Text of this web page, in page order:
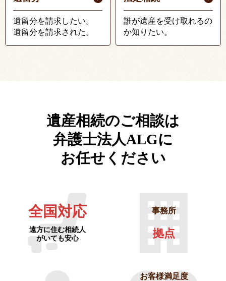
遺留分を請求したい。
遺留分を請求された。
誰が遺産を受け取れるの
か知りたい。
遺産相続のご相談は
弁護士法人ALGに
お任せください
全国対応
遠方に住む相続人
がいても安心
事務所
拠点
お客様満足度